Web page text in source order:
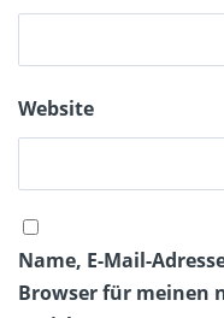
Website
Name, E-Mail-
Browser für meinen